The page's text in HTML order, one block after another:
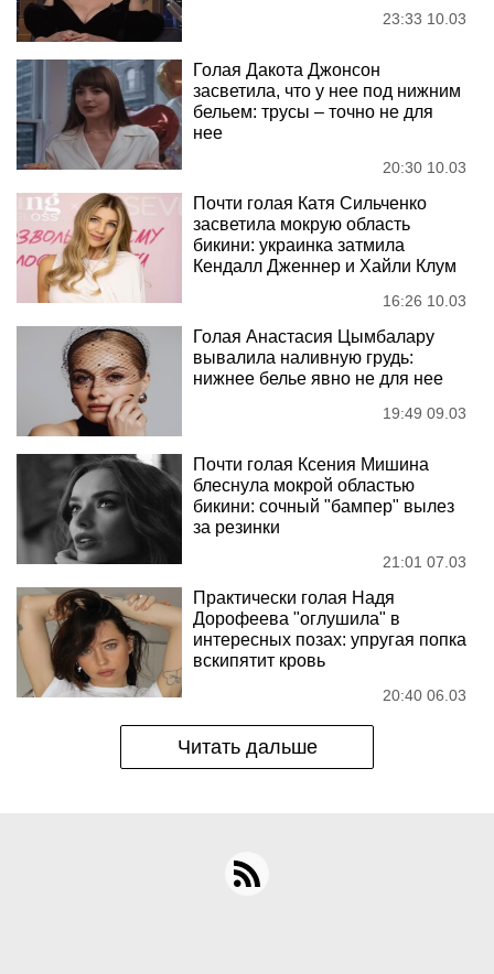
23:33 10.03
Голая Дакота Джонсон
засветила, что у нее под нижним
бельем: трусы – точно не для
нее
20:30 10.03
Почти голая Катя Сильченко
засветила мокрую область
бикини: украинка затмила
Кендалл Дженнер и Хайли Клум
16:26 10.03
Голая Анастасия Цымбалару
вывалила наливную грудь:
нижнее белье явно не для нее
19:49 09.03
Почти голая Ксения Мишина
блеснула мокрой областью
бикини: сочный "бампер" вылез
за резинки
21:01 07.03
Практически голая Надя
Дорофеева "оглушила" в
интересных позах: упругая попка
вскипятит кровь
20:40 06.03
Читать дальше